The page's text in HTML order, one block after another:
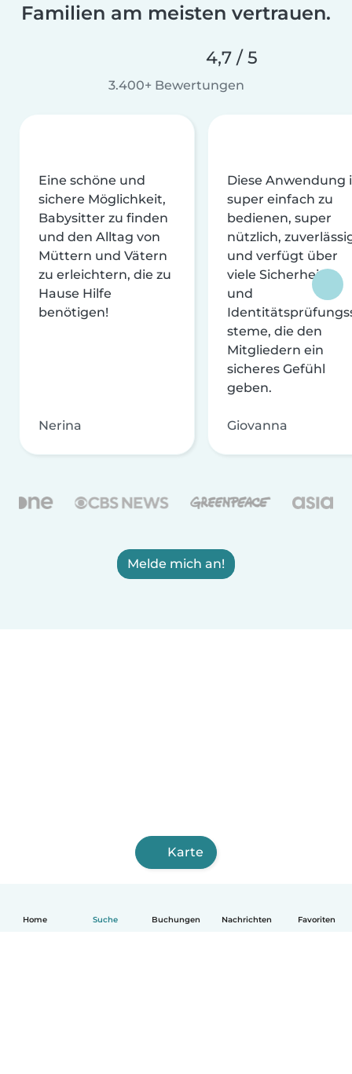
Home Suche Buchungen Nachrichten Favoriten
Familien am meisten vertrauen.
4,7 / 5
3.400+ Bewertungen
Eine schöne und
sichere Möglichkeit,
Babysitter zu finden
und den Alltag von
Müttern und Vätern
zu erleichtern, die zu
Hause Hilfe
benötigen!
Nerina
Diese Anwendung
super einfach zu
bedienen, super
nützlich,
und verfügt über
viele Sicherheits-
und
steme, die den
Mitgliedern ein
sicheres Gefühl
geben.
Giovanna
Melde mich an!
Karte